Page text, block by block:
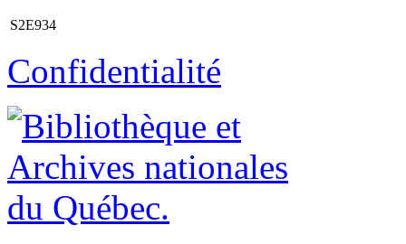
S2E934
Confidentialité